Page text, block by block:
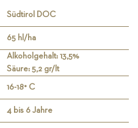
Südtirol DOC
65 hl/ha
Alkoholgehalt: 13,5%
Säure: 5,2 gr/lt
16-18° C
4 bis 6 Jahre